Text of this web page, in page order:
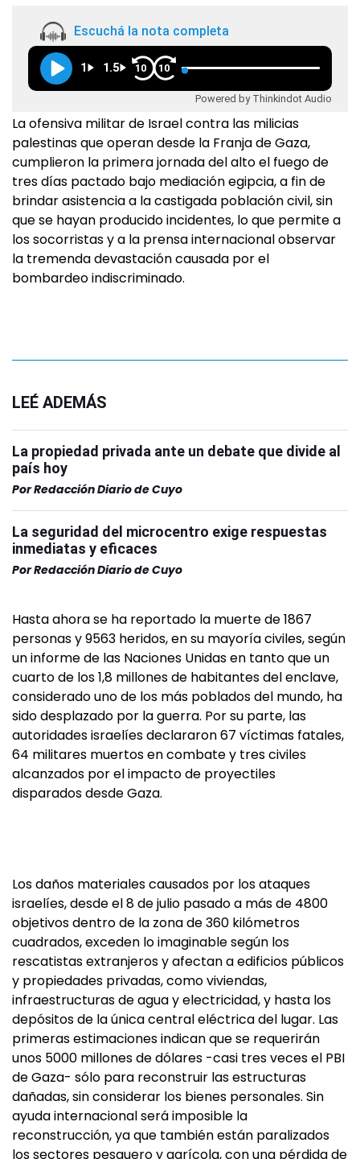
Escuchá la nota completa
1 1.5 10 10
Powered by Thinkindot Audio
La ofensiva militar de Israel contra las milicias
palestinas que operan desde la Franja de Gaza,
cumplieron la primera jornada del alto el fuego de
tres días pactado bajo mediación egipcia, a fin de
brindar asistencia a la castigada población civil, sin
que se hayan producido incidentes, lo que permite a
los socorristas y a la prensa internacional observar
la tremenda devastación causada por el
bombardeo indiscriminado.
LEÉ ADEMÁS
La propiedad privada ante un debate que divide al
país hoy
PorRedacción Diario de Cuyo
La seguridad del microcentro exige respuestas
inmediatas y eficaces
PorRedacción Diario de Cuyo
Hasta ahora se ha reportado la muerte de 1867
personas y 9563 heridos, en su mayoría civiles, según
un informe de las Naciones Unidas en tanto que un
cuarto de los 1,8 millones de habitantes del enclave,
considerado uno de los más poblados del mundo, ha
sido desplazado por la guerra. Por su parte, las
autoridades israelíes declararon 67 víctimas fatales,
64 militares muertos en combate y tres civiles
alcanzados por el impacto de proyectiles
disparados desde Gaza.
Los daños materiales causados por los ataques
israelíes, desde el 8 de julio pasado a más de 4800
objetivos dentro de la zona de 360 kilómetros
cuadrados, exceden lo imaginable según los
rescatistas extranjeros y afectan a edificios públicos
y propiedades privadas, como viviendas,
infraestructuras de agua y electricidad, y hasta los
depósitos de la única central eléctrica del lugar. Las
primeras estimaciones indican que se requerirán
unos 5000 millones de dólares -casi tres veces el PBI
de Gaza- sólo para reconstruir las estructuras
dañadas, sin considerar los bienes personales. Sin
ayuda internacional será imposible la
reconstrucción, ya que también están paralizados
los sectores pesquero y agrícola, con una pérdida de